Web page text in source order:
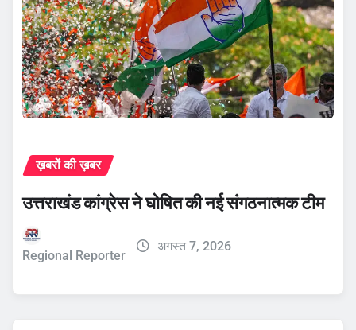
ख़बरों की ख़बर
उत्तराखंड कांग्रेस ने घोषित की नई संगठनात्मक टीम
Regional Reporter
अगस्त 7, 2026